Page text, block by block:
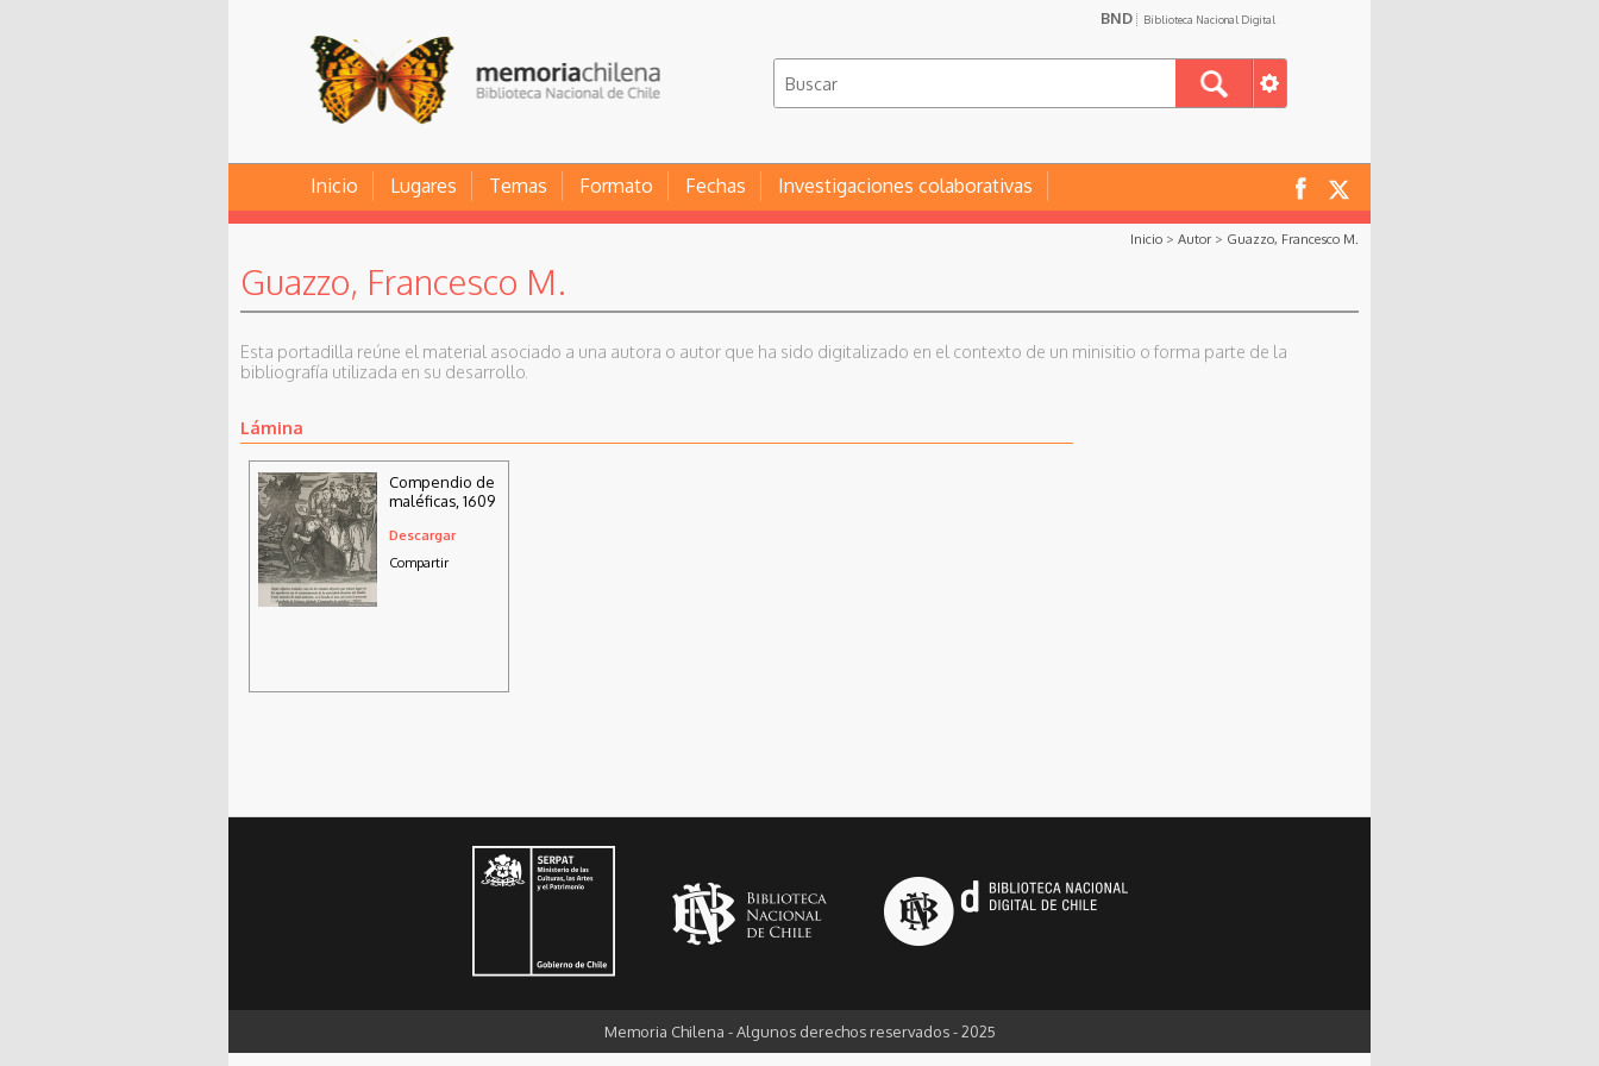
BND Biblioteca Nacional Digital
Inicio Lugares Temas Formato Fechas Investigaciones colaborativas
Inicio> Autor> Guazzo, Francesco M.
Guazzo, Francesco M.
Esta portadilla reúne el material asociado a una autora o autor que ha sido digitalizado en el contexto de un minisitio o forma parte de la
bibliografía utilizada en su desarrollo.
Lámina
Compendio de
maléficas, 1609
Descargar
Compartir
Memoria Chilena - Algunos derechos reservados - 2025